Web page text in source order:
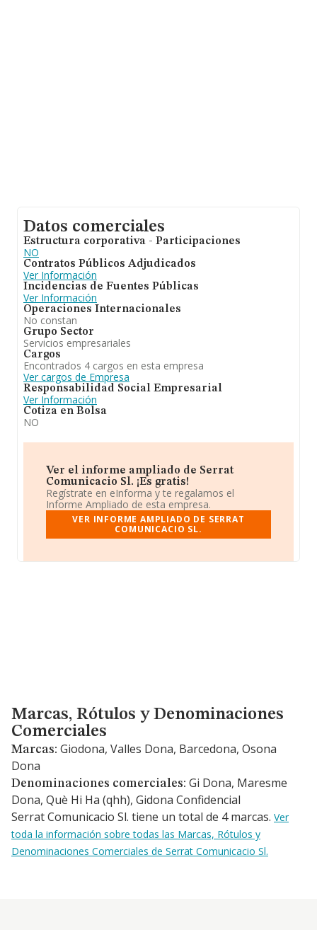
Datos comerciales
Estructura corporativa - Participaciones
NO
Contratos Públicos Adjudicados
Ver Información
Incidencias de Fuentes Públicas
Ver Información
Operaciones Internacionales
No constan
Grupo Sector
Servicios empresariales
Cargos
Encontrados 4 cargos en esta empresa
Ver cargos de Empresa
Responsabilidad Social Empresarial
Ver Información
Cotiza en Bolsa
NO
Ver el informe ampliado de Serrat
Comunicacio Sl. ¡Es gratis!
Regístrate en eInforma y te regalamos el
Informe Ampliado de esta empresa.
VER INFORME AMPLIADO DE SERRAT
COMUNICACIO SL.
Marcas, Rótulos y Denominaciones Comerciales
Marcas, Rótulos y Denominaciones
Comerciales
Marcas: Giodona, Valles Dona, Barcedona, Osona
Dona
Denominaciones comerciales: Gi Dona, Maresme
Dona, Què Hi Ha (qhh), Gidona Confidencial
Serrat Comunicacio Sl. tiene un total de 4 marcas. Ver
toda la información sobre todas las Marcas, Rótulos y
Denominaciones Comerciales de Serrat Comunicacio Sl.